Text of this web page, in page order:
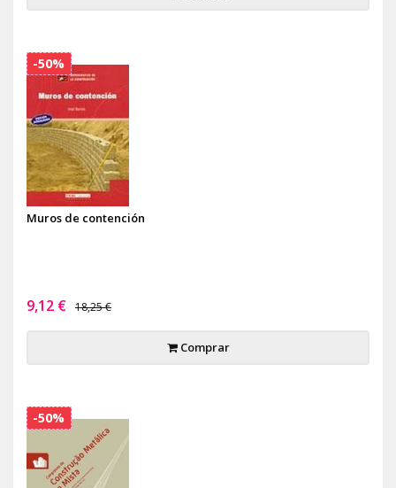
Muros de contención
9,12 € 18,25 €
Comprar
-50%
-50%